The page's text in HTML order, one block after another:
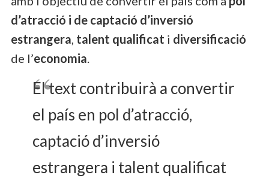
d’atracció i de captació d’inversió
estrangera, talent qualificat i diversificació
de l’economia.
El text contribuirà a convertir
el país en pol d’atracció,
captació d’inversió
estrangera i talent qualificat